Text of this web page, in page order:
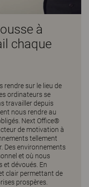
à
chaque
rendre sur le lieu de
ordinateurs se
travailler depuis
nous rendre au
Next Office®
de motivation à
tellement
Des environnements
et où nous
et dévoués. En
clair permettant de
prospères.